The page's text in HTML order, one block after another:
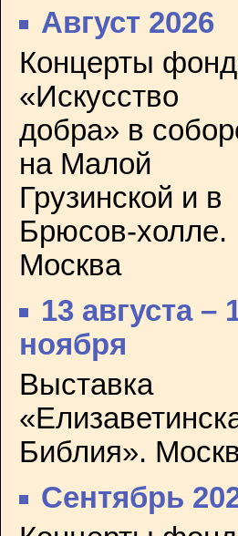
Август 2026
Концерты
«Искусство
добра» в
на Малой
Грузинской и в
Брюсов-холле.
Москва
13 августа –
ноября
Выставка
Библия».
Сентябрь